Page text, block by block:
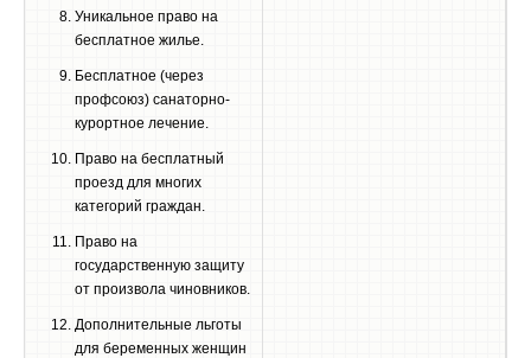
Уникальное право на
бесплатное жилье.
Бесплатное (через
профсоюз) санаторно-
курортное лечение.
Право на бесплатный
проезд для многих
категорий граждан.
Право на
государственную защиту
от произвола чиновников.
Дополнительные льготы
для беременных женщин